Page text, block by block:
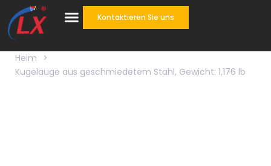
Kontaktieren Sie uns
Heim
>
Kugelauge aus geschmiedetem Stahl, Gewicht: 1,176 lb